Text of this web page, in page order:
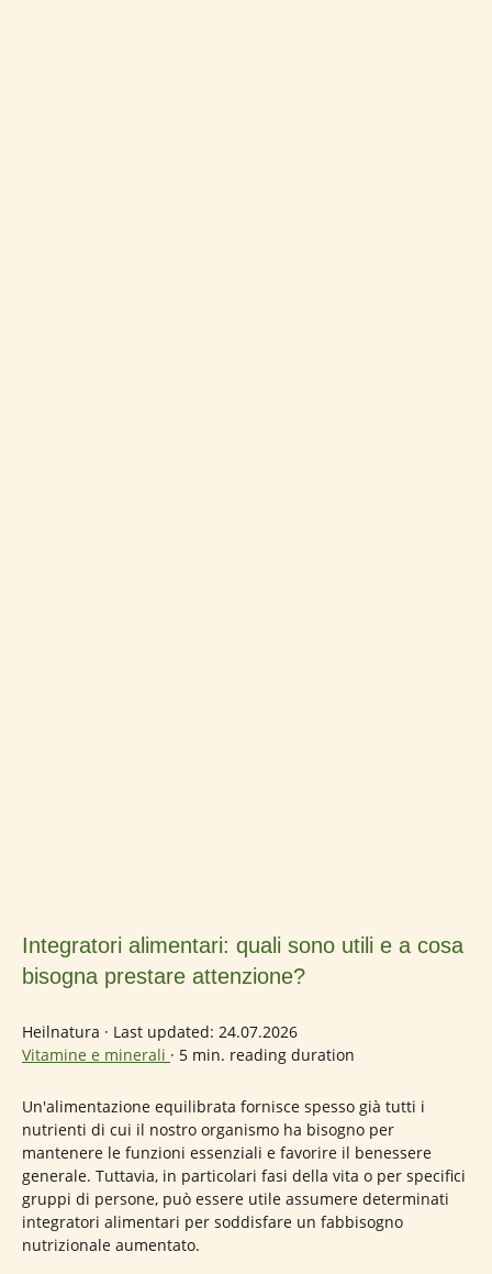
Integratori alimentari: quali sono utili e a cosa
bisogna prestare attenzione?
Heilnatura · Last updated: 24.07.2026
Vitamine e minerali · 5 min. reading duration
Un'alimentazione equilibrata fornisce spesso già tutti i
nutrienti di cui il nostro organismo ha bisogno per
mantenere le funzioni essenziali e favorire il benessere
generale. Tuttavia, in particolari fasi della vita o per specifici
gruppi di persone, può essere utile assumere determinati
integratori alimentari per soddisfare un fabbisogno
nutrizionale aumentato.